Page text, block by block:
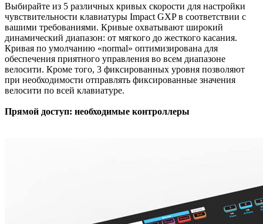
Выбирайте из 5 различных кривых скорости для настройки
чувствительности клавиатуры Impact GXP в соответствии с
вашими требованиями. Кривые охватывают широкий
динамический диапазон: от мягкого до жесткого касания.
Кривая по умолчанию «normal» оптимизирована для
обеспечения приятного управления во всем диапазоне
велосити. Кроме того, 3 фиксированных уровня позволяют
при необходимости отправлять фиксированные значения
велосити по всей клавиатуре.
Прямой доступ: необходимые контроллеры